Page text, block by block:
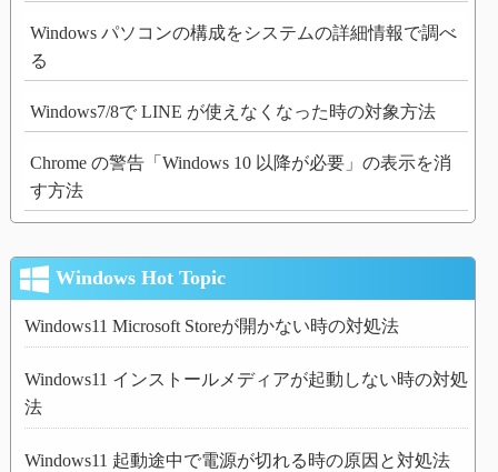
Windows パソコンの構成をシステムの詳細情報で調べ
る
Windows7/8で LINE が使えなくなった時の対象方法
Chrome の警告「Windows 10 以降が必要」の表示を消
す方法
Windows Hot Topic
Windows11 Microsoft Storeが開かない時の対処法
Windows11 インストールメディアが起動しない時の対処
法
Windows11 起動途中で電源が切れる時の原因と対処法